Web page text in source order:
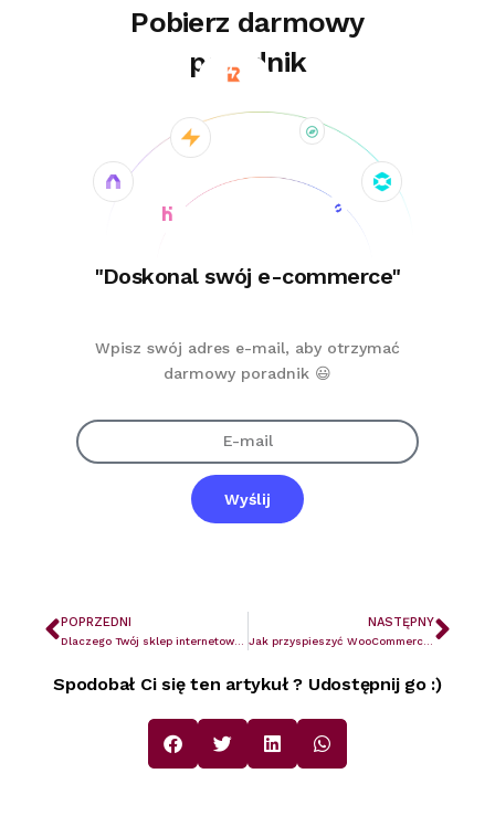
Pobierz darmowy
poradnik
"Doskonal swój e-commerce"
Wpisz swój adres e-mail, aby otrzymać
darmowy poradnik 😃
Wyślij
POPRZEDNI NASTĘPNY
Jak przyspieszyć WooCommerce?
Spodobał Ci się ten artykuł ? Udostępnij go :)